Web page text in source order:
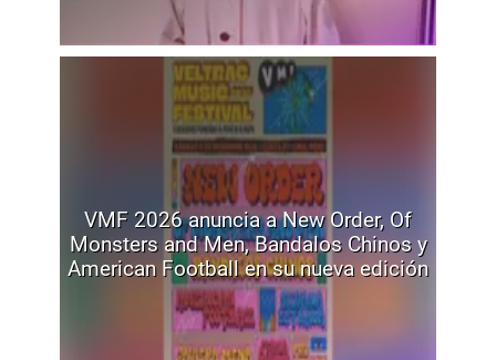
VMF 2026 anuncia a New Order, Of
Monsters and Men, Bandalos Chinos y
American Football en su nueva edición